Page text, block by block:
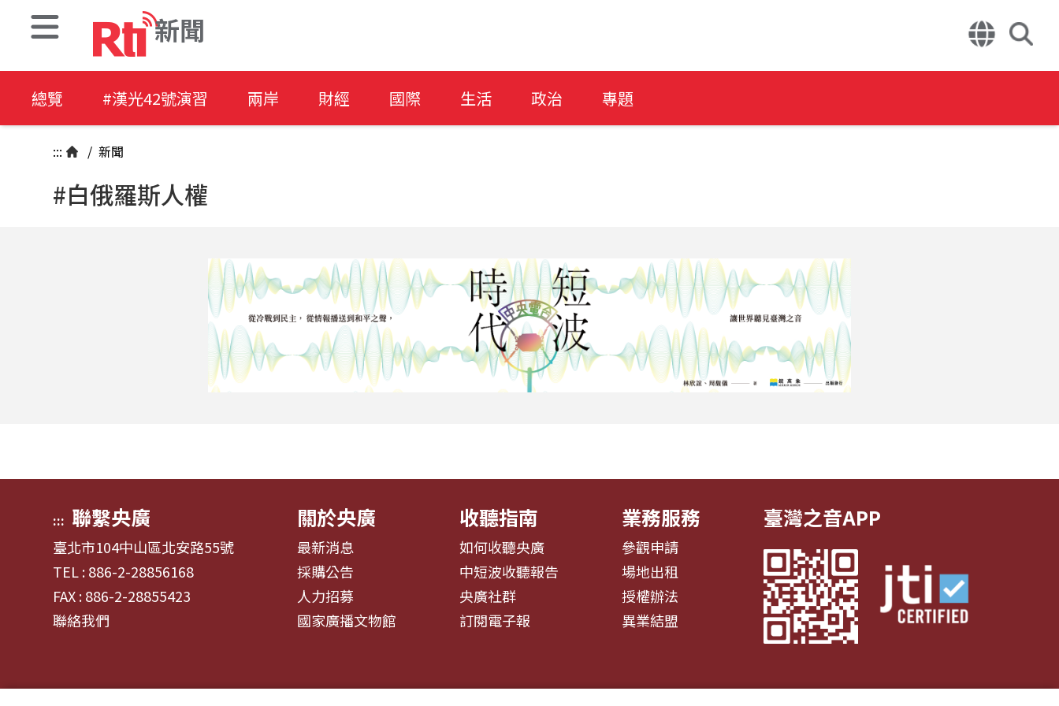
新聞
總覽 #漢光42號演習 兩岸 財經 國際 生活 政治 專題
::: / 新聞
#白俄羅斯人權
::: 聯繫央廣
臺北市104中山區北安路55號
TEL : 886-2-28856168
FAX : 886-2-28855423
聯絡我們
關於央廣
最新消息
採購公告
人力招募
國家廣播文物館
收聽指南
如何收聽央廣
中短波收聽報告
央廣社群
訂閱電子報
業務服務
參觀申請
場地出租
授權辦法
異業結盟
臺灣之音APP